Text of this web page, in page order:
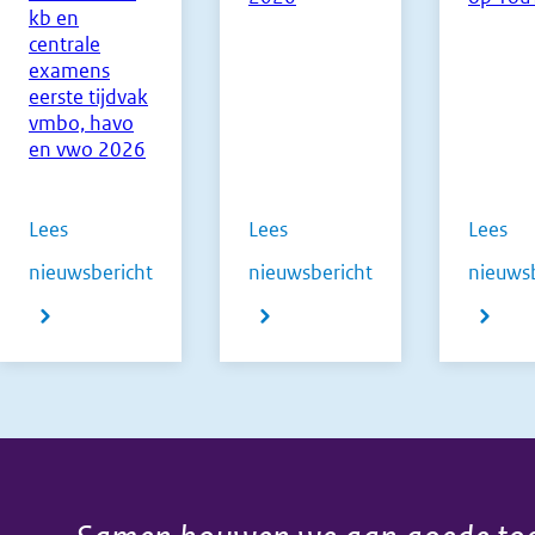
kb en
centrale
examens
eerste tijdvak
vmbo, havo
en vwo 2026
Lees
nieuwsbericht
over
Normering
en
Lees
nieuwsbericht
over
Mededeling
hulpmiddelen
Lees
over
Meer
over